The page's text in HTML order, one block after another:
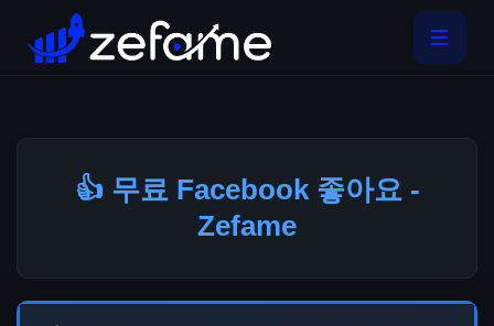
👍 무료 Facebook 좋아요 -
Zefame